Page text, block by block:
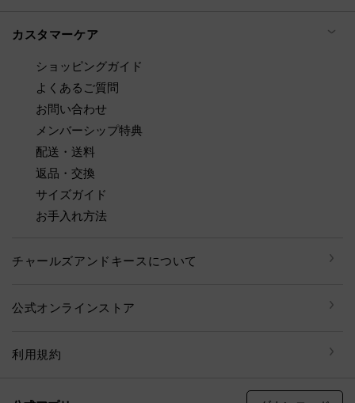
カスタマーケア
ショッピングガイド
よくあるご質問
お問い合わせ
メンバーシップ特典
配送・送料
返品・交換
サイズガイド
お手入れ方法
チャールズアンドキースについて
公式オンラインストア
利用規約